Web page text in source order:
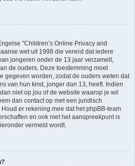
"Children’s Online Privacy and
wet uit 1998 die vereist dat iedere
jongeren onder de 13 jaar verzamelt,
de ouders. Deze toestemming moet
gegeven worden, zodat de ouders weten dat
van hun kind, jonger dan 13, heeft. Indien
niet op jou of de website waarop je wil
dan contact op met een juridisch
er rekening mee dat het phpBB-team
en ook niet het aanspreekpunt is
vermeld wordt.